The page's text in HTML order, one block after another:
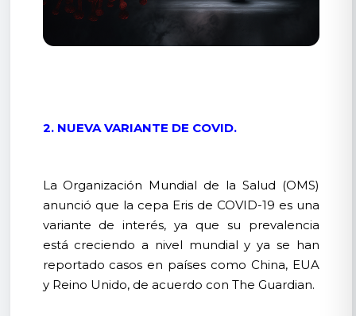
2. NUEVA VARIANTE DE COVID.
La Organización Mundial de la Salud (OMS)
anunció que la cepa Eris de COVID-19 es una
variante de interés, ya que su prevalencia
está creciendo a nivel mundial y ya se han
reportado casos en países como China, EUA
y Reino Unido, de acuerdo con The Guardian.